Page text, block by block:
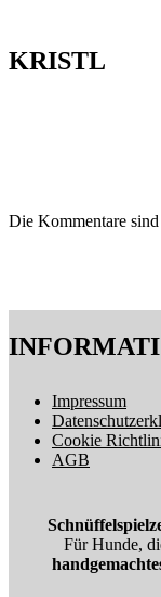
KRISTL
Die Kommentare sind
Impressum
Cookie
AGB
Für Hunde,